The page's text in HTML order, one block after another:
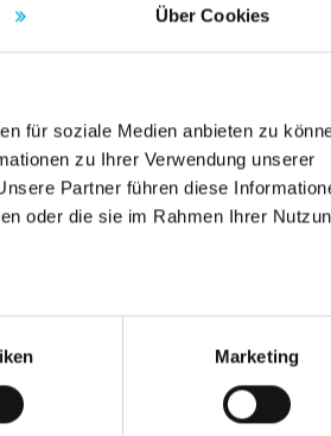
Über Cookies
für soziale Medien anbieten zu
zu Ihrer Verwendung unserer
Partner führen diese
oder die sie im Rahmen Ihrer
Marketing